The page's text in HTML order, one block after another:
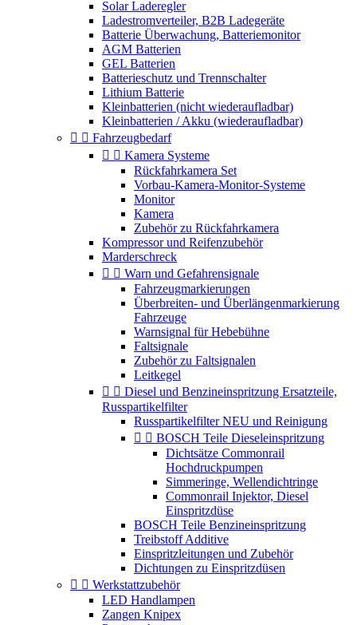
Solar Laderegler
Ladestromverteiler, B2B Ladegeräte
Batterie Überwachung, Batteriemonitor
AGM Batterien
GEL Batterien
Batterieschutz und Trennschalter
Lithium Batterie
Kleinbatterien (nicht wiederaufladbar)
Kleinbatterien / Akku (wiederaufladbar)
  Fahrzeugbedarf
  Kamera Systeme
Rückfahrkamera Set
Vorbau-Kamera-Monitor-Systeme
Monitor
Kamera
Zubehör zu Rückfahrkamera
Kompressor und Reifenzubehör
Marderschreck
  Warn und Gefahrensignale
Fahrzeugmarkierungen
Überbreiten- und Überlängenmarkierung
Fahrzeuge
Warnsignal für Hebebühne
Faltsignale
Zubehör zu Faltsignalen
Leitkegel
  Diesel und Benzineinspritzung Ersatzteile,
Russpartikelfilter
Russpartikelfilter NEU und Reinigung
  BOSCH Teile Dieseleinspritzung
Dichtsätze Commonrail
Hochdruckpumpen
Simmeringe, Wellendichtringe
Commonrail Injektor, Diesel
Einspritzdüse
BOSCH Teile Benzineinspritzung
Treibstoff Additive
Einspritzleitungen und Zubehör
Dichtungen zu Einspritzdüsen
  Werkstattzubehör
LED Handlampen
Zangen Knipex